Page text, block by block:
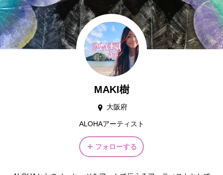
MAKI樹
大阪府
ALOHAアーティスト
フォローする